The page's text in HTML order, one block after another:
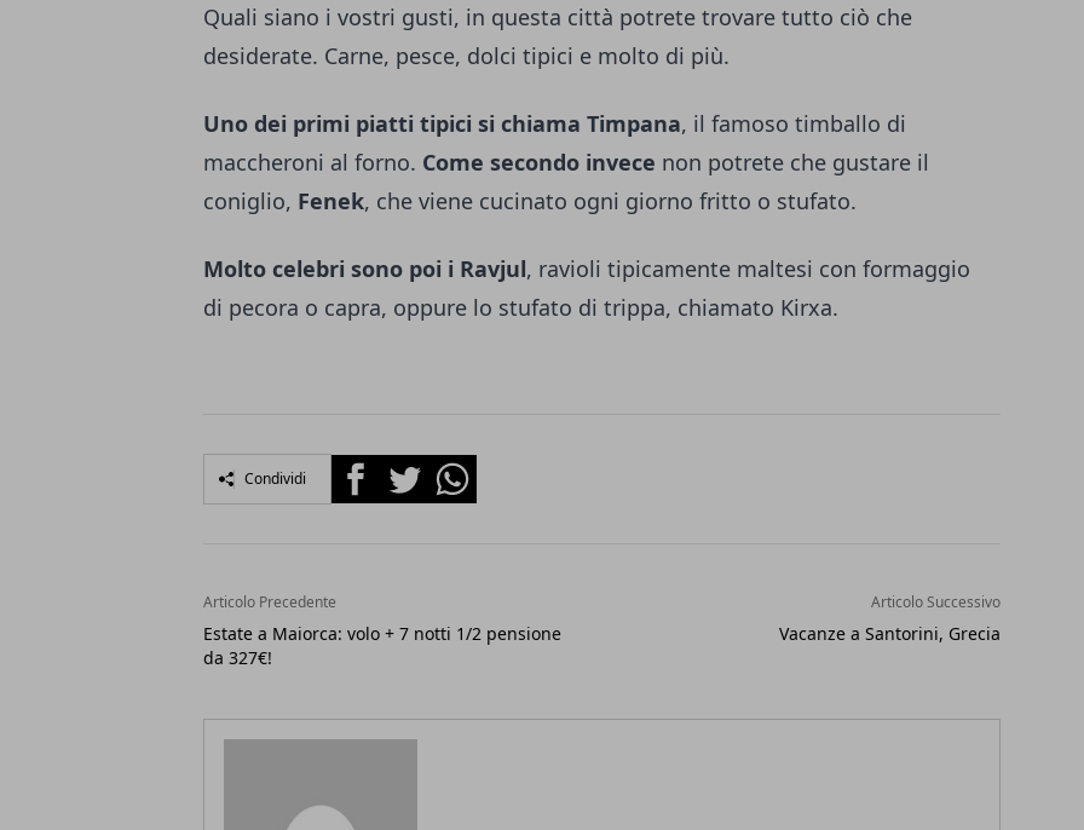
Quali siano i vostri gusti, in questa città potrete trovare tutto ciò che
desiderate. Carne, pesce, dolci tipici e molto di più.
Uno dei primi piatti tipici si chiama Timpana, il famoso timballo di
maccheroni al forno. Come secondo invece non potrete che gustare il
coniglio, Fenek, che viene cucinato ogni giorno fritto o stufato.
Molto celebri sono poi i Ravjul, ravioli tipicamente maltesi con formaggio
di pecora o capra, oppure lo stufato di trippa, chiamato Kirxa.
Condividi FacebookTwitterWhatsapp
Articolo Precedente
Estate a Maiorca: volo + 7 notti 1/2 pensione
da 327€!
Articolo Successivo
Vacanze a Santorini, Grecia